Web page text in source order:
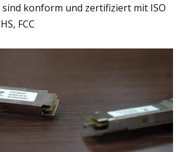
konform und zertifiziert mit ISO
FCC